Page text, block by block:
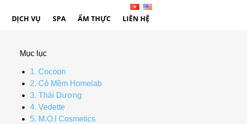
DỊCH VỤ SPA ẨM THỰC LIÊN HỆ
Mục lục
1. Cocoon
2. Cỏ Mềm Homelab
3. Thái Dương
4. Vedette
5. M.O.I Cosmetics